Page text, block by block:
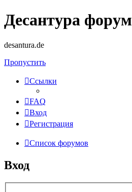
Десантура форум
desantura.de
Пропустить
Ссылки
FAQ
Вход
Регистрация
Список форумов
Вход